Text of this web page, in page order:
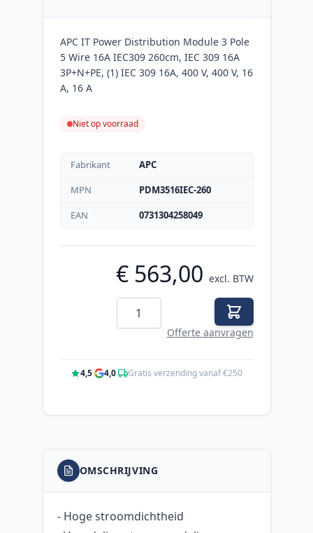
APC IT Power Distribution Module 3 Pole
5 Wire 16A IEC309 260cm, IEC 309 16A
3P+N+PE, (1) IEC 309 16A, 400 V, 400 V, 16
A, 16 A
Niet op voorraad
Fabrikant
APC
MPN
PDM3516IEC-260
EAN
0731304258049
€ 563,00 excl. BTW
Aantal
Offerte aanvragen
4,5· 4,0· Gratis verzending vanaf €250
OMSCHRIJVING
- Hoge stroomdichtheid